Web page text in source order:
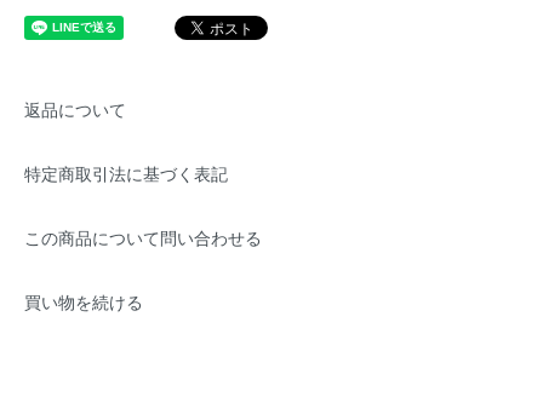
返品について
特定商取引法に基づく表記
この商品について問い合わせる
買い物を続ける